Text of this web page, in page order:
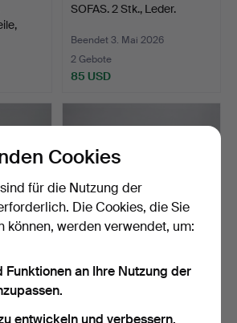
SOFAS. 2 Stk., Leder.
Beendet 3. Mai 2026
2 Gebote
85 USD
Hälf…
Eine 3-teilige
Cookies
für die Nutzung der
Die Cookies, die Sie
können, werden verwendet, um:
Funktionen an Ihre Nutzung der
entwickeln und verbessern.